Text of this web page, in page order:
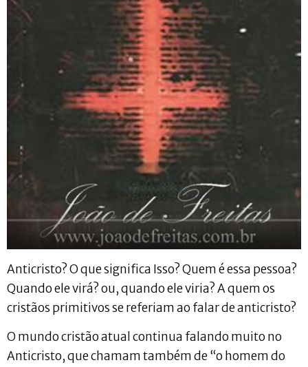
Anticristo? O que significa Isso? Quem é essa pessoa?
Quando ele virá? ou, quando ele viria? A quem os
cristãos primitivos se referiam ao falar de anticristo?
O mundo cristão atual continua falando muito no
Anticristo, que chamam também de “o homem do